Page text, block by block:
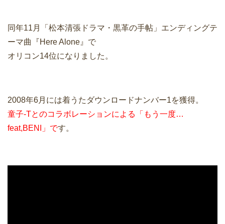
同年11月「松本清張ドラマ・黒革の手帖」エンディングテ
ーマ曲『Here Alone』で
オリコン14位になりました。
2008年6月には着うたダウンロードナンバー1を獲得。
童子-Tとのコラボレーションによる「もう一度…
feat,BENI」です。